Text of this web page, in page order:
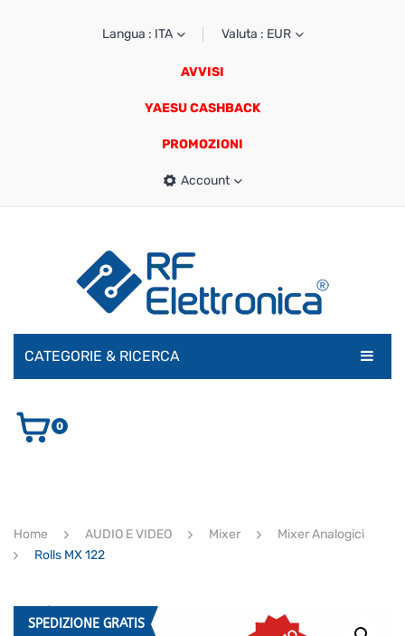
Langua : ITA Valuta : EUR
AVVISI
YAESU CASHBACK
PROMOZIONI
Account
CATEGORIE & RICERCA
AUDIO E VIDEO
ULTIMI ARRIVI
0
Home AUDIO E VIDEO Mixer
Mixer Analogici
Rolls MX 122
SPEDIZIONE GRATIS